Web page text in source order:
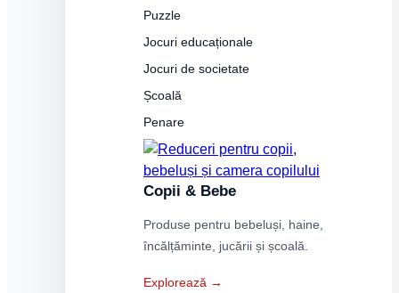
Puzzle
Jocuri educaționale
Jocuri de societate
Școală
Penare
Copii & Bebe
Produse pentru bebeluși, haine,
încălțăminte, jucării și școală.
Explorează →